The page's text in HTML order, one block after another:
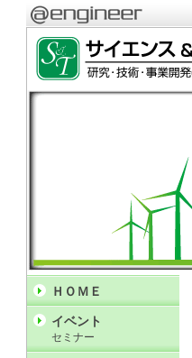
ＨＯＭＥ
イベント
セミナー